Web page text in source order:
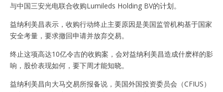
与中国三安光电联合收购Lumileds Holding BV的计划。
益纳利美昌表示，收购行动终止主要原因是美国监管机构基于国家
安全考量，要求撤回申请并放弃交易。
终止这项高达10亿令吉的收购案，会对益纳利美昌造成什麽样的影
响，股价表现如何，要下周才能知晓。
益纳利美昌向大马交易所报备说，美国外国投资委员会（CFIUS）